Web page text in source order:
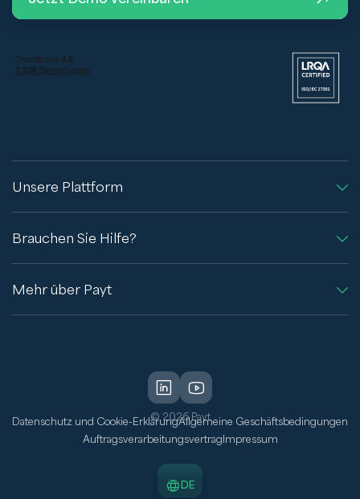
Unsere Plattform
Brauchen Sie Hilfe?
Mehr über Payt
© 2026 Payt
Datenschutz und Cookie-ErklärungAllgemeine Geschäftsbedingungen
Auftragsverarbeitungsvertrag Impressum
DE